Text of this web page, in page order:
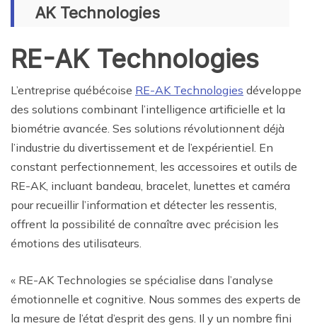
AK Technologies
RE-AK Technologies
L’entreprise québécoise RE-AK Technologies développe
des solutions combinant l’intelligence artificielle et la
biométrie avancée. Ses solutions révolutionnent déjà
l’industrie du divertissement et de l’expérientiel. En
constant perfectionnement, les accessoires et outils de
RE-AK, incluant bandeau, bracelet, lunettes et caméra
pour recueillir l’information et détecter les ressentis,
offrent la possibilité de connaître avec précision les
émotions des utilisateurs.
« RE-AK Technologies se spécialise dans l’analyse
émotionnelle et cognitive. Nous sommes des experts de
la mesure de l’état d’esprit des gens. Il y un nombre fini